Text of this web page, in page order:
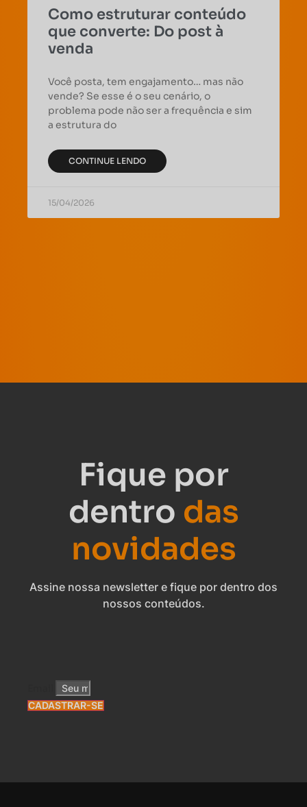
Como estruturar conteúdo
que converte: Do post à
venda
Você posta, tem engajamento… mas não
vende? Se esse é o seu cenário, o
problema pode não ser a frequência e sim
a estrutura do
CONTINUE LENDO
15/04/2026
Fique por
dentro das
novidades
Assine nossa newsletter e fique por dentro dos
nossos conteúdos.
CADASTRAR-SE